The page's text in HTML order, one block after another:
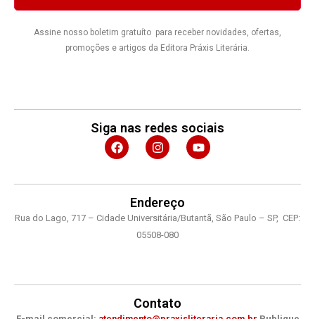
Assine nosso boletim gratuíto para receber novidades, ofertas,
promoções e artigos da Editora Práxis Literária.
Siga nas redes sociais
F
a
b
o
k
I
n
a
g
r
a
m
Y
o
u
Endereço
Rua do Lago, 717 – Cidade Universitária/Butantã, São Paulo – SP, CEP:
05508-080
Contato